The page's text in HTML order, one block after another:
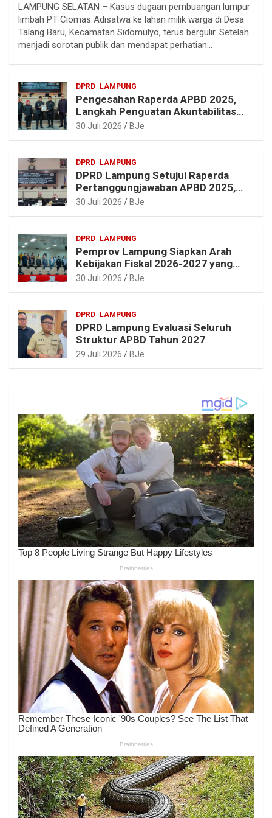
l
e
g
m
c
e
b
k
n
t
e
s
t
a
t
s
p
LAMPUNG SELATAN – Kasus dugaan pembuangan lumpur
limbah PT Ciomas Adisatwa ke lahan milik warga di Desa
Talang Baru, Kecamatan Sidomulyo, terus bergulir. Setelah
menjadi sorotan publik dan mendapat perhatian…
DPRD LAMPUNG
Pengesahan Raperda APBD 2025,
Langkah Penguatan Akuntabilitas
dan Pembangunan Lampung
30 Juli 2026 BJe
DPRD LAMPUNG
DPRD Lampung Setujui Raperda
Pertanggungjawaban APBD 2025,
Beri Sejumlah Rekomendasi
30 Juli 2026 BJe
DPRD LAMPUNG
Pemprov Lampung Siapkan Arah
Kebijakan Fiskal 2026-2027 yang
Realistis dan Berkelanjutan
30 Juli 2026 BJe
DPRD LAMPUNG
DPRD Lampung Evaluasi Seluruh
Struktur APBD Tahun 2027
29 Juli 2026 BJe